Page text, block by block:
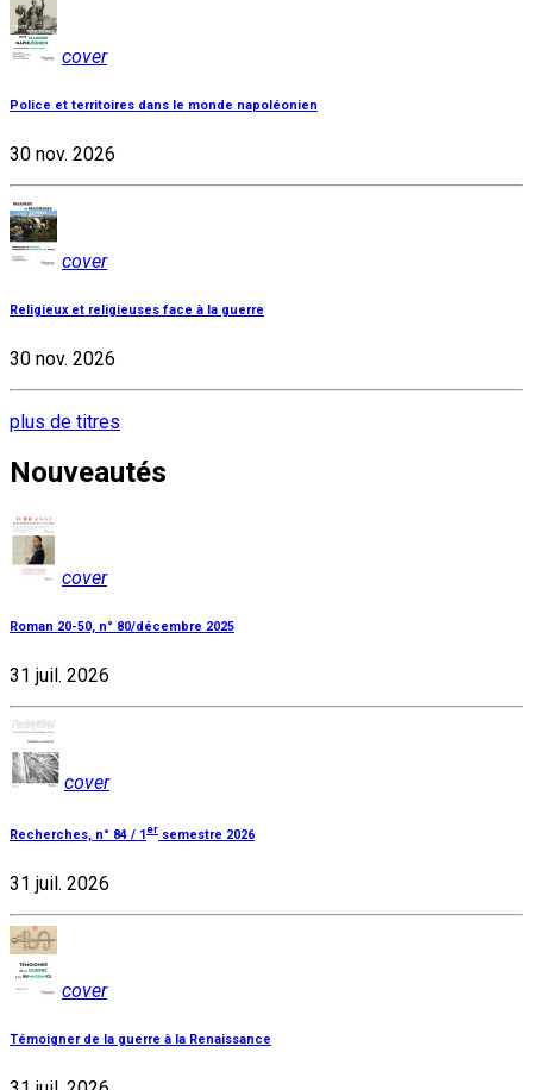
cover
Police et territoires dans le monde napoléonien
30 nov. 2026
cover
Religieux et religieuses face à la guerre
30 nov. 2026
plus de titres
Nouveautés
cover
Roman 20-50, n° 80/décembre 2025
31 juil. 2026
cover
Recherches, n° 84 / 1er semestre 2026
31 juil. 2026
cover
Témoigner de la guerre à la Renaissance